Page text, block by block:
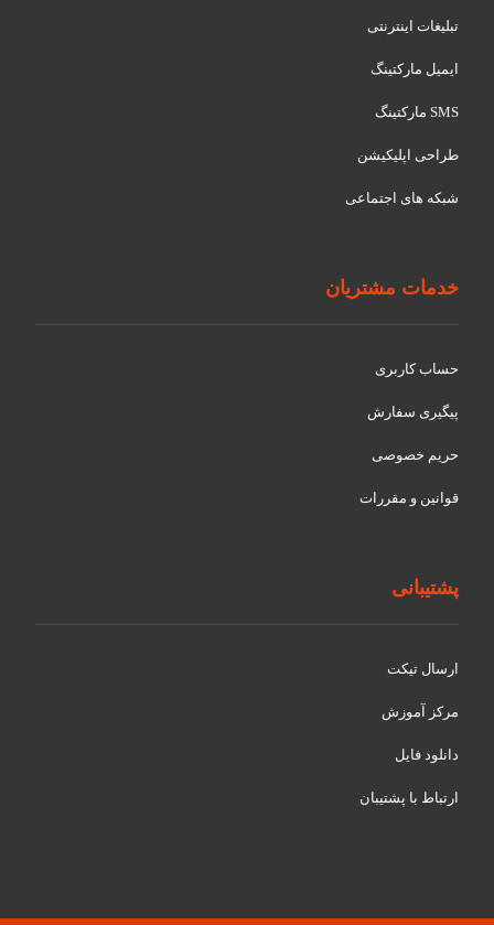
تبلیغات اینترنتی
ایمیل مارکتینگ
SMS مارکتینگ
طراحی اپلیکیشن
شبکه های اجتماعی
خدمات مشتریان
حساب کاربری
پیگیری سفارش
حریم خصوصی
قوانین و مقررات
پشتیبانی
ارسال تیکت
مرکز آموزش
دانلود فایل
ارتباط با پشتیبان